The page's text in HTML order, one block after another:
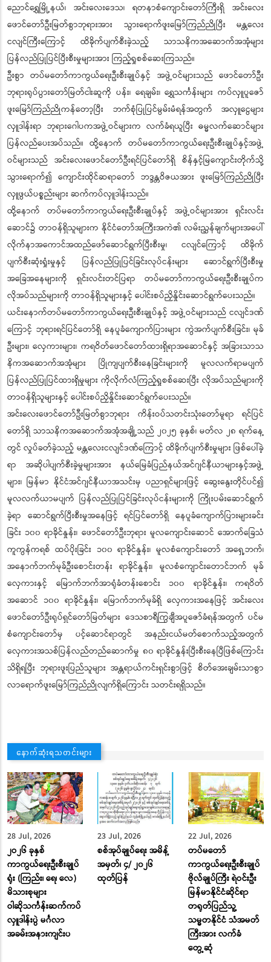
ညောင်ရွှေမြို့နယ်၊ အင်းလေးဒေသ၊ ရတနာစံကျောင်းတော်ကြီးရှိ အင်းလေး
ဖောင်တော်ဦးမြတ်စွာဘုရားအား သွားရောက်ဖူးမြော်ကြည်ညိုပြီး မန္တလေး
ငလျင်ကြီးကြောင့် ထိခိုက်ပျက်စီးခဲ့သည့် သာသနိကအဆောက်အအုံများ
ပြန်လည်ပြုပြင်ပြီးစီးမှုများအား ကြည့်ရှုစစ်ဆေးကြသည်။
ဦးစွာ တပ်မတော်ကာကွယ်ရေးဦးစီးချုပ်နှင့် အဖွဲ့ဝင်များသည် ဖောင်တော်ဦး
ဘုရားရုပ်ပွားတော်မြတ်ငါးဆူကို ပန်း၊ ရေချမ်း၊ ရွှေသင်္ကန်းများ ကပ်လှူပူဇော်
ဖူးမြော်ကြည်ညိုကန်တော့ပြီး ဘက်စုံပြုပြင်မွမ်းမံရန်အတွက် အလှူငွေများ
လှူဒါန်းရာ ဘုရားဂေါပကအဖွဲ့ဝင်များက လက်ခံရယူပြီး ဓမ္မလက်ဆောင်များ
ပြန်လည်ပေးအပ်သည်။ ထို့နောက် တပ်မတော်ကာကွယ်ရေးဦးစီးချုပ်နှင့်အဖွဲ့
ဝင်များသည် အင်းလေးဖောင်တော်ဦးရင်ပြင်တော်ရှိ စိန်နှင့်မြကျောင်းတိုက်သို့
သွားရောက်၍ ကျောင်းထိုင်ဆရာတော် ဘဒ္ဒန္တဝိဇယအား ဖူးမြော်ကြည်ညိုပြီး
လှူဖွယ်ပစ္စည်းများ ဆက်ကပ်လှူဒါန်းသည်။
ထို့နောက် တပ်မတော်ကာကွယ်ရေးဦးစီးချုပ်နှင့် အဖွဲ့ဝင်များအား ရှင်းလင်း
ဆောင်၌ တာဝန်ရှိသူများက နိုင်ငံတော်အကြီးအကဲ၏ လမ်းညွှန်ချက်များအပေါ်
လိုက်နာအကောင်အထည်ဖော်ဆောင်ရွက်ပြီးစီးမှု၊ ငလျင်ကြောင့် ထိခိုက်
ပျက်စီးဆုံးရှုံးမှုနှင့် ပြန်လည်ပြုပြင်ခြင်းလုပ်ငန်းများ ဆောင်ရွက်ပြီးစီးမှု
အခြေအနေများကို ရှင်းလင်းတင်ပြရာ တပ်မတော်ကာကွယ်ရေးဦးစီးချုပ်က
လိုအပ်သည်များကို တာဝန်ရှိသူများနှင့် ပေါင်းစပ်ညှိနှိုင်းဆောင်ရွက်ပေးသည်။
ယင်းနောက်တပ်မတော်ကာကွယ်ရေးဦးစီးချုပ်နှင့် အဖွဲ့ဝင်များသည် ငလျင်ဒဏ်
ကြောင့် ဘုရားရင်ပြင်တော်ရှိ နေပူခံကျောက်ပြားများ ကွဲအက်ပျက်စီးခြင်း၊ မုခ်
ဦးများ၊ လှေကားများ၊ ကရဝိတ်ဖောင်တော်ထားရှိရာအဆောင်နှင့် အခြားသာသ
နိကအဆောက်အအုံများ ပြိုကျပျက်စီးနေခြင်းများကို မူလလက်ရာမပျက်
ပြန်လည်ပြုပြင်ထားရှိမှုများ ကိုလိုက်လံကြည့်ရှုစစ်ဆေးပြီး လိုအပ်သည်များကို
တာဝန်ရှိသူများနှင့် ပေါင်းစပ်ညှိနှိုင်းဆောင်ရွက်ပေးသည်။
အင်းလေးဖောင်တော်ဦးမြတ်စွာဘုရား ကိန်းဝပ်သတင်းသုံးတော်မူရာ ရင်ပြင်
တော်ရှိ သာသနိကအဆောက်အအုံအချို့သည် ၂၀၂၅ ခုနှစ်၊ မတ်လ ၂၈ ရက်နေ့
တွင် လှုပ်ခတ်ခဲ့သည့် မန္တလေးငလျင်ဒဏ်ကြောင့် ထိခိုက်ပျက်စီးမှုများ ဖြစ်ပေါ်ခဲ့
ရာ အဆိုပါပျက်စီးခဲ့မှုများအား နယ်မြေခံပြည်နယ်အင်ဂျင်နီယာများနှင့်အဖွဲ့
များ၊ မြန်မာ နိုင်ငံအင်ဂျင်နီယာအသင်းမှ ပညာရှင်များဖြင့် ဆွေးနွေးတိုင်ပင်၍
မူလလက်ယာမပျက် ပြန်လည်ပြုပြင်ခြင်းလုပ်ငန်းများကို ကြိုးပမ်းဆောင်ရွက်
ခဲ့ရာ ဆောင်ရွက်ပြီးစီးမှုအနေဖြင့် ရင်ပြင်တော်ရှိ နေပူခံကျောက်ပြားများခင်း
ခြင်း ၁၀၀ ရာခိုင်နှုန်း၊ ဖောင်တော်ဦးဘုရား မူလကျောင်းဆောင် အောက်ခြေသံ
ကူကွန်ကရစ် ထပ်ပိုးခြင်း ၁၀၀ ရာခိုင်နှုန်း၊ မူလစံကျောင်းတော် အရှေ့ဘက်၊
အနောက်ဘက်မုခ်ဦးစောင်းတန်း ရာခိုင်နှုန်း၊ မူလစံကျောင်းတောင်ဘက် မုခ်
လှေကားနှင့် မြောက်ဘက်အာရုံခံတန်းစောင်း ၁၀၀ ရာခိုင်နှုန်း၊ ကရဝိတ်
အဆောင် ၁၀၀ ရာခိုင်နှုန်း၊ မြောက်ဘက်မုခ်ရှိ လှေကားအနေဖြင့် အင်းလေး
ဖောင်တော်ဦးရုပ်ရှင်တော်မြတ်များ ဒေသစာရီကြွချီအပူဇော်ခံရန်အတွက် ပင်မ
စံကျောင်းတော်မှ ပင့်ဆောင်ရာတွင် အနည်းငယ်မတ်စောက်သည့်အတွက်
လှေကားအသစ်ပြန်လည်တည်ဆောက်မှု ၈၀ ရာခိုင်နှုန်းပြီးစီးနေပြီဖြစ်ကြောင်း
သိရှိရပြီး ဘုရားဖူးပြည်သူများ အန္တရာယ်ကင်းရှင်းစွာဖြင့် စိတ်အေးချမ်းသာစွာ
လာရောက်ဖူးမြော်ကြည်ညိုလျက်ရှိကြောင်း သတင်းရရှိသည်။
နောက်ဆုံးရသတင်းများ
28 Jul, 2026
၂ဝ၂၆ ခုနှစ်
ကာကွယ်ရေးဦးစီးချုပ်
ရုံး (ကြည်း၊ ရေ၊ လေ)
မိသားစုများ
ဝါဆိုသင်္ကန်းဆက်ကပ်
လှူဒါန်းပွဲ မင်္ဂလာ
အခမ်းအနားကျင်းပ
23 Jul, 2026
စစ်အုပ်ချုပ်ရေး အမိန့်
အမှတ်၊ ၄/ ၂၀၂၆
ထုတ်ပြန်
22 Jul, 2026
တပ်မတော်
ကာကွယ်ရေးဦးစီးချုပ်
ဗိုလ်ချုပ်ကြီး ရဲဝင်းဦး
မြန်မာနိုင်ငံဆိုင်ရာ
တရုတ်ပြည်သူ့
သမ္မတနိုင်ငံ သံအမတ်
ကြီးအား လက်ခံ
တွေ့ဆုံ